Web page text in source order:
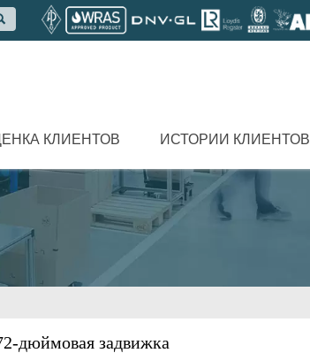
КЛИЕНТОВ ИСТОРИИ КЛИЕНТОВ
дюймовая задвижка